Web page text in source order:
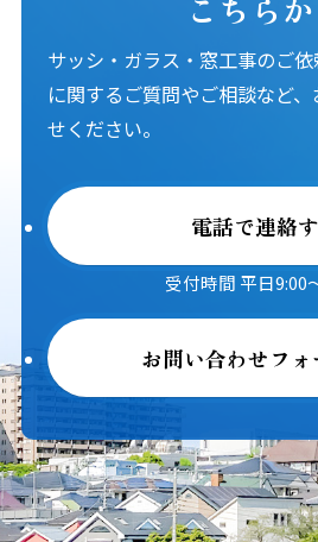
サッシ・ガラス・窓工事のご
に関するご質問やご相談など
せください。
電話で連絡
受付時間 平日9:00
お問い合わせフォ